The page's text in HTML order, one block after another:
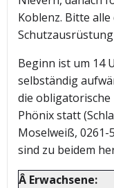
Koblenz. Bitte
Beginn ist um 14
selbständig
die
Phönix statt
Moselweiß, 0261-
sind zu beidem
Â Erwachsene: